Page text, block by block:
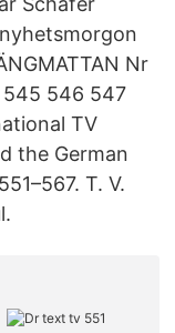
Nr
545 546 547
TV
the German
T. V.